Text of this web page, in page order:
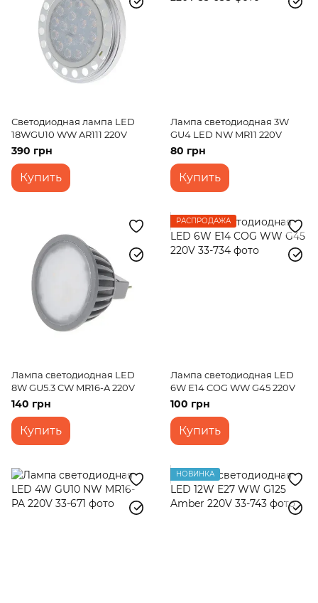
Светодиодная лампа LED
18WGU10 WW AR111 220V
390 грн
Купить
Лампа светодиодная 3W
GU4 LED NW MR11 220V
80 грн
Купить
Лампа светодиодная LED
8W GU5.3 CW MR16-A 220V
140 грн
Купить
РАСПРОДАЖА
Лампа светодиодная LED
6W Е14 COG WW G45 220V
100 грн
Купить
НОВИНКА